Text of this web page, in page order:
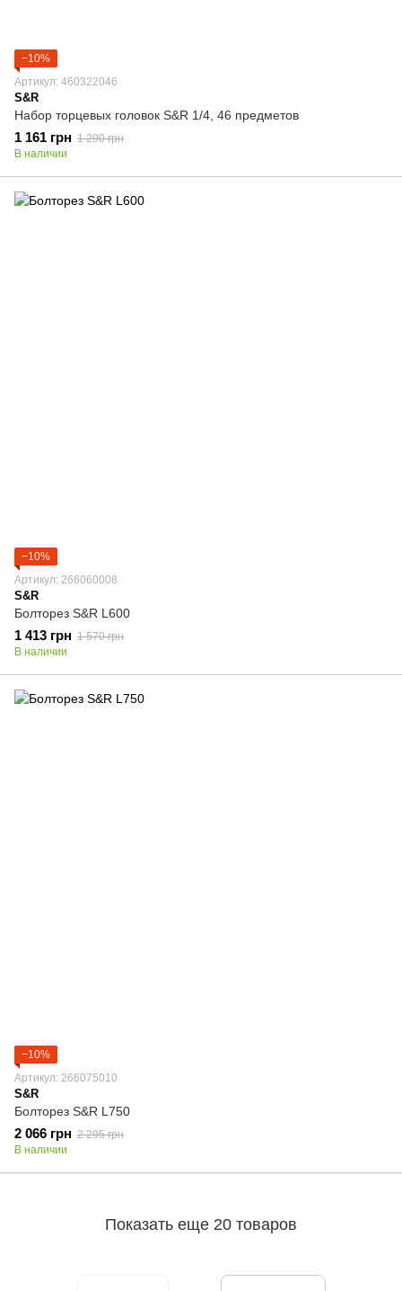
−10%
Артикул: 460322046
S&R
Набор торцевых головок S&R 1/4, 46 предметов
1 161 грн 1 290 грн
В наличии
−10%
Артикул: 266060008
S&R
Болторез S&R L600
1 413 грн 1 570 грн
В наличии
−10%
Артикул: 266075010
S&R
Болторез S&R L750
2 066 грн 2 295 грн
В наличии
Показать еще 20 товаров